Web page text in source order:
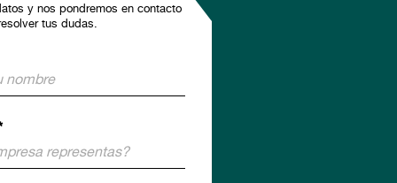
y nos pondremos en contacto
tus dudas.